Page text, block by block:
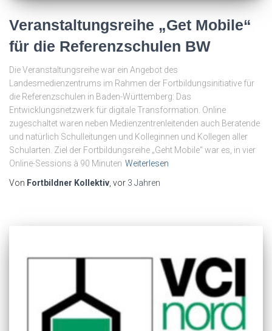
Veranstaltungsreihe „Get Mobile“
für die Referenzschulen BW
Die Veranstaltungsreihe war ein Angebot des
Landesmedienzentrums im Rahmen der Fortbildungsinitiative für
die Referenzschulen in Baden-Württemberg: Das
Entwicklungsnetzwerk für digitale Transformation. Online
zugeschaltet waren neben Medienzentrenleitenden auch Beratende
und natürlich Schulleitungen und Kolleginnen und Kollegen aller
Schularten. Ziel der Fortbildungsreihe „Geht Mobile“ war es, in vier
Online-Sessions à 90 Minuten Weiterlesen
Von Fortbildner Kollektiv , vor 3 Jahren